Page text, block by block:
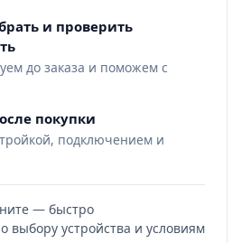
и проверить
до заказа и поможем с
покупки
подключением и
— быстро
выбору устройства и условиям